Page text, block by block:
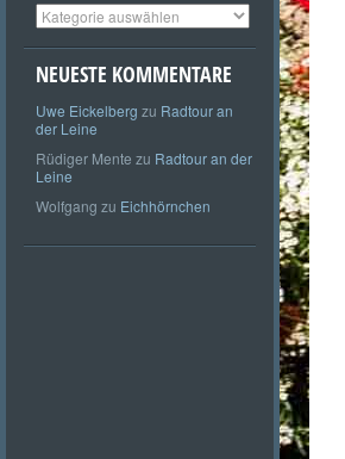
Meine
Beiträge
NEUESTE KOMMENTARE
Uwe Eickelberg zu Radtour an
der Leine
Rüdiger Mente zu Radtour an der
Leine
Wolfgang zu Eichhörnchen